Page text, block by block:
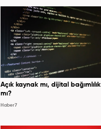
Açık kaynak mı, dijital bağımlılık
mı?
Haber7